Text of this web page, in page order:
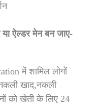
या ऐल्डर मेन बन जाए-
में शामिल लोगों
खाद,नकली
को खेती के लिए 24